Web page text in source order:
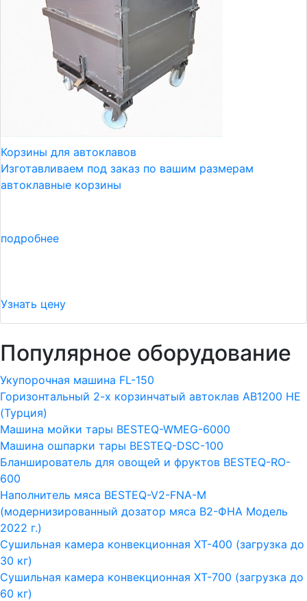
Корзины для автоклавов
Изготавливаем под заказ по вашим размерам
автоклавные корзины
подробнее
Узнать цену
Популярное оборудование
Укупорочная машина FL-150
Горизонтальный 2-х корзинчатый автоклав АВ1200 HE
(Турция)
Машина мойки тары BESTEQ-WMEG-6000
Машина ошпарки тары BESTEQ-DSC-100
Бланширователь для овощей и фруктов BESTEQ-RO-
600
Наполнитель мяса BESTEQ-V2-FNA-M
(модернизированный дозатор мяса В2-ФНА Модель
2022 г.)
Сушильная камера конвекционная ХТ-400 (загрузка до
30 кг)
Сушильная камера конвекционная ХТ-700 (загрузка до
60 кг)